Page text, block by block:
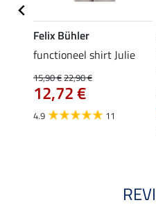
Felix Bühler
functioneel shirt Julie
15,90 €22,90 €
12,72 €
4.9 11